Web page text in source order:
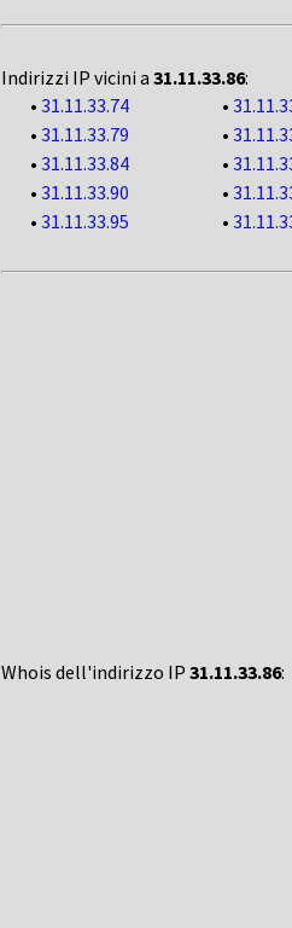
Indirizzi IP vicini a 31.11.33.86:
• 31.11.33.74 •
• 31.11.33.79 •
• 31.11.33.84 •
• 31.11.33.90 •
• 31.11.33.95 •
Whois dell'indirizzo IP 31.11.33.86: